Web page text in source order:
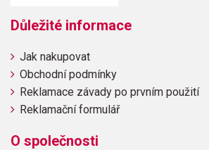
Důležité informace
Jak nakupovat
Obchodní podmínky
Reklamace závady po prvním použití
Reklamační formulář
O společnosti